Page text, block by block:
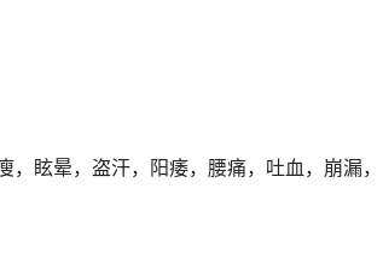
眩晕，盗汗，阳痿，腰痛，吐血，崩漏，